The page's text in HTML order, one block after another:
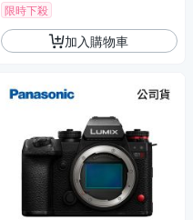
限時下殺
加入購物車